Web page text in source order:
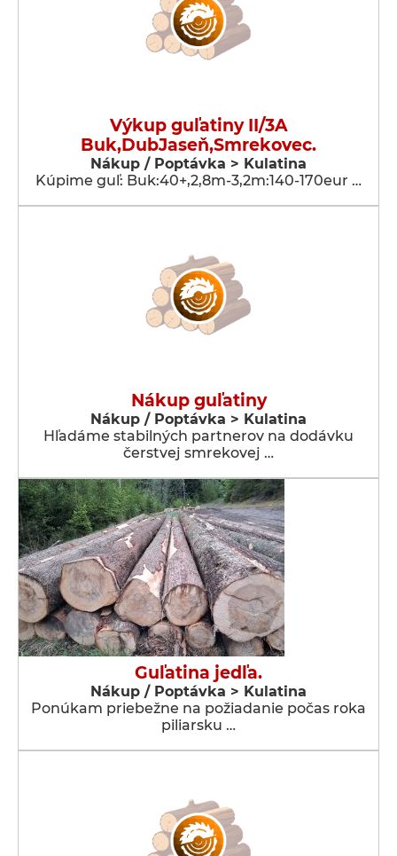
Výkup guľatiny II/3A
Buk,DubJaseň,Smrekovec.
Nákup / Poptávka > Kulatina
Kúpime guľ: Buk:40+,2,8m-3,2m:140-170eur …
Nákup guľatiny
Nákup / Poptávka > Kulatina
Hľadáme stabilných partnerov na dodávku
čerstvej smrekovej …
Guľatina jedľa.
Nákup / Poptávka > Kulatina
Ponúkam priebežne na požiadanie počas roka
piliarsku …